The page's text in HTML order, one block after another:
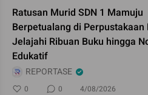
Ratusan Murid SDN 1 Mamuju
Berpetualang di Perpustakaan
Jelajahi Ribuan Buku hingga
Edukatif
REPORTASE
0 0 4/08/2026